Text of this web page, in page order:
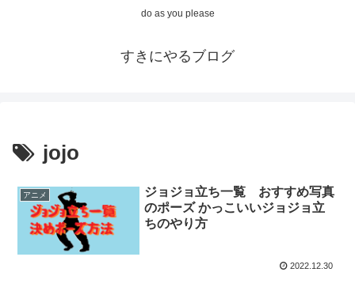
do as you please
すきにやるブログ
jojo
アニメ
ジョジョ立ち一覧 おすすめ写真
のポーズ かっこいいジョジョ立
ちのやり方
2022.12.30